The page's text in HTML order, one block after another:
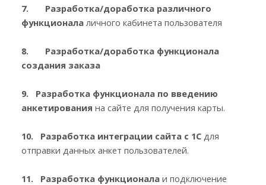
7. Разработка/доработка различного
функционала личного кабинета пользователя
8. Разработка/доработка функционала
создания заказа
9. Разработка функционала по введению
анкетирования на сайте для получения карты.
10. Разработка интеграции сайта с 1С для
отправки данных анкет пользователей.
11. Разработка функционала и подключение